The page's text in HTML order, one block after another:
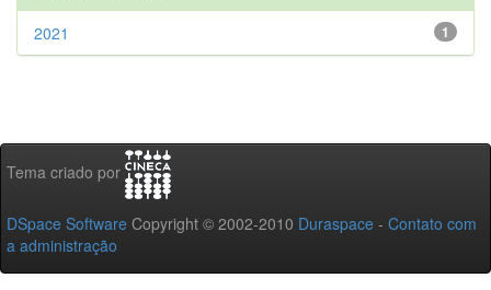
1
2021
Tema criado por
DSpace Software Copyright © 2002-2010 Duraspace - Contato com
a administração